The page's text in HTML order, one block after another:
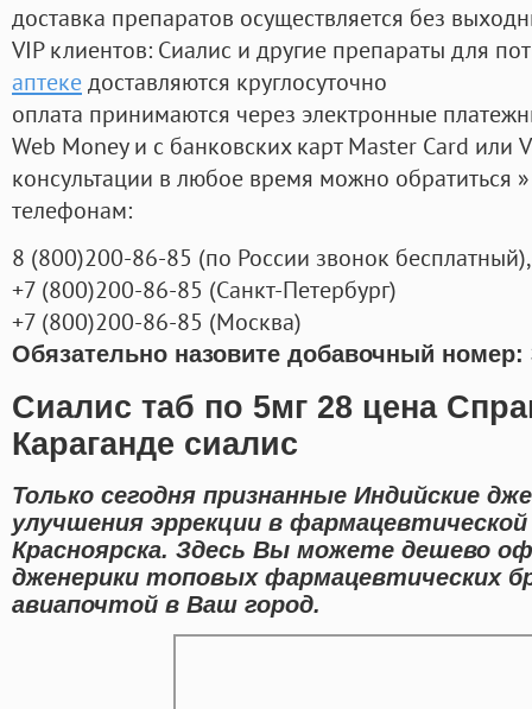
доставка препаратов осуществляется без
VIP клиентов: Сиалис и другие препараты для
аптекедоставляются круглосуточно
оплата принимаются через электронные
Web Money и с банковских карт Master Card или
консультации в любое время можно обратиться
телефонам:
8 (800)200-86-85 (по России звонок бесплатный),
+7 (800)200-86-85 (Санкт-Петербург)
+7 (800)200-86-85 (Москва)
Обязательно назовите добавочный номер:
Сиалис таб по 5мг 28 цена
Караганде сиалис
Только сегодня признанные Индийские
улучшения эррекции в фармацевтической
Красноярска. Здесь Вы можете дешево
дженерики топовых фармацевтических
авиапочтой в Ваш город.